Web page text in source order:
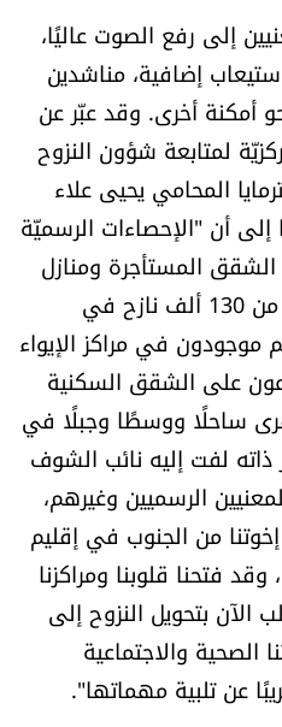
Digital solutions by
إلى رفع الصوت عاليًا،
إضافية، مناشدين
أمكنة أخرى. وقد عبّر عن
لمتابعة شؤون النزوح
المحامي يحيى علاء
إلى أن "الإحصاءات الرسميّة
المستأجرة ومنازل
المضيفين، تؤكد وجود أكثر من 130 ألف نازح في
ألفًا منهم موجودون في مراكز الإيواء
على الشقق السكنية
ساحلًا ووسطًا وجبلًا في
لفت إليه نائب الشوف
الرسميين وغيرهم،
من الجنوب في إقليم
مواطن، وقد فتحنا قلوبنا ومراكزنا
الآن بتحويل النزوح إلى
والاجتماعية
عن تلبية مهماتها".